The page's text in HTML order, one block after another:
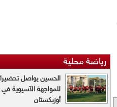
رياضة محلية
الحسين يواصل
للمواجهة الآسيوية
أوزبكستان